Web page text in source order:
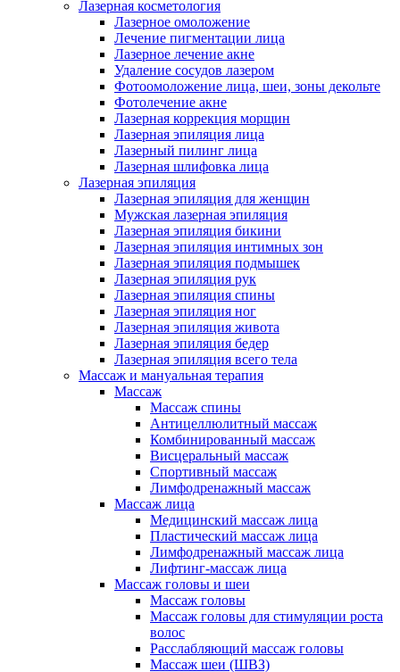
Лазерная косметология
Лазерное омоложение
Лечение пигментации лица
Лазерное лечение акне
Удаление сосудов лазером
Фотоомоложение лица, шеи, зоны декольте
Фотолечение акне
Лазерная коррекция морщин
Лазерная эпиляция лица
Лазерный пилинг лица
Лазерная шлифовка лица
Лазерная эпиляция
Лазерная эпиляция для женщин
Мужская лазерная эпиляция
Лазерная эпиляция бикини
Лазерная эпиляция интимных зон
Лазерная эпиляция подмышек
Лазерная эпиляция рук
Лазерная эпиляция спины
Лазерная эпиляция ног
Лазерная эпиляция живота
Лазерная эпиляция бедер
Лазерная эпиляция всего тела
Массаж и мануальная терапия
Массаж
Массаж спины
Антицеллюлитный массаж
Комбинированный массаж
Висцеральный массаж
Спортивный массаж
Лимфодренажный массаж
Массаж лица
Медицинский массаж лица
Пластический массаж лица
Лимфодренажный массаж лица
Лифтинг-массаж лица
Массаж головы и шеи
Массаж головы
Массаж головы для стимуляции роста
волос
Расслабляющий массаж головы
Массаж шеи (ШВЗ)